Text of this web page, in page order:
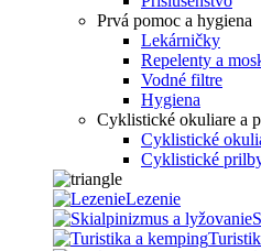
Prvá pomoc a hygiena
Lekárničky
Repelenty a
Vodné filtre
Hygiena
Cyklistické okuliare a
Cyklistické
Cyklistické
Lezenie